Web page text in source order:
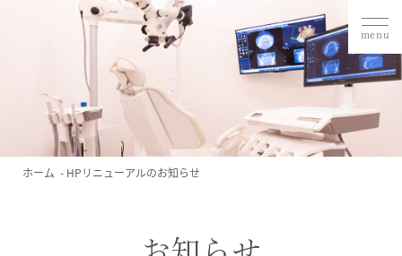
menu
ホーム HPリニューアルのお知らせ